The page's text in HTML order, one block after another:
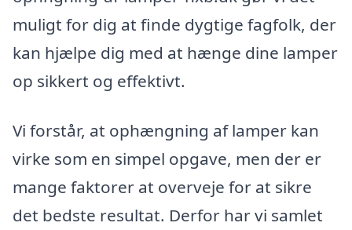
muligt for dig at finde dygtige fagfolk, der
kan hjælpe dig med at hænge dine lamper
op sikkert og effektivt.
Vi forstår, at ophængning af lamper kan
virke som en simpel opgave, men der er
mange faktorer at overveje for at sikre
det bedste resultat. Derfor har vi samlet